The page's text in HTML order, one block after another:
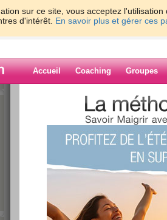
sur ce site, vous acceptez
d'intérêt. En savoir plus et gérer ces
Accueil Coaching Groupes
>
>
C860 Phone (3000mah,3.85V)
Blog de
Batterie Wiko
W C860 Phone
publié le 22/04/2024 à 03:48